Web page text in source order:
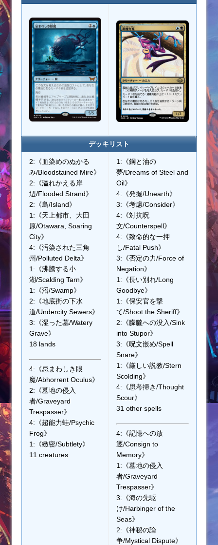
デッキリスト
2:《血染めのぬかる
み/Bloodstained Mire》
2:《溢れかえる岸
辺/Flooded Strand》
2:《島/Island》
1:《天上都市、大田
原/Otawara, Soaring
City》
4:《汚染された三角
州/Polluted Delta》
1:《沸騰する小
湖/Scalding Tarn》
1:《沼/Swamp》
2:《地底街の下水
道/Undercity Sewers》
3:《湿った墓/Watery
Grave》
18 lands
4:《忌まわしき眼
魔/Abhorrent Oculus》
2:《墓地の侵入
者/Graveyard
Trespasser》
4:《超能力蛙/Psychic
Frog》
1:《緻密/Subtlety》
11 creatures
1:《鋼と油の
夢/Dreams of Steel and
Oil》
4:《発掘/Unearth》
3:《考慮/Consider》
4:《対抗呪
文/Counterspell》
4:《致命的な一押
し/Fatal Push》
3:《否定の力/Force of
Negation》
1:《長い別れ/Long
Goodbye》
1:《保安官を撃
て/Shoot the Sheriff》
2:《朦朧への没入/Sink
into Stupor》
3:《呪文嵌め/Spell
Snare》
1:《厳しい説教/Stern
Scolding》
4:《思考掃き/Thought
Scour》
31 other spells
4:《記憶への放
逐/Consign to
Memory》
1:《墓地の侵入
者/Graveyard
Trespasser》
3:《海の先駆
け/Harbinger of the
Seas》
2:《神秘の論
争/Mystical Dispute》